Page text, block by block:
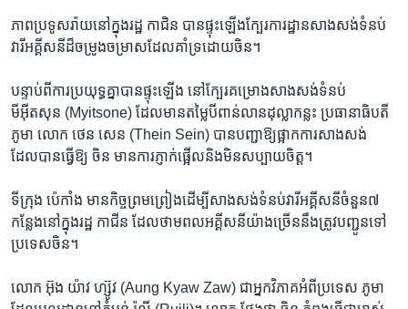
ភាព​ប្រទូសរ៉ាយនៅក្នុង​រដ្ឋ កាជិន បានផ្ទុះឡើង​ក្បែរ​ការដ្ឋាន​សាងសង់​ទំនប់​
វារីអគ្គីសនី​ដ៏​ចម្រូង​ចម្រាសដែល​គាំទ្រ​ដោយ​ចិន​។
បន្ទាប់ពី​ការប្រយុទ្ធគ្នា​បានផ្ទុះឡើង​ នៅ​ក្បែរ​គម្រោង​សាងសង់​ទំនប់
មីអ៊ីតសុន (Myitsone) ដែលមាន​តម្លៃ​បីពាន់លាន​ដុល្លាកន្លះ ប្រធានាធិបតី
ភូមា លោក ថេន សេន (Thein Sein) បានបញ្ជា​ឱ្យផ្អាកការសាងសង់
ដែល​បាន​ធ្វើឱ្យ ចិន មាន​ការភ្ញាក់​ផ្អើល​និងមិន​សប្បាយ​ចិត្ត។
ទីក្រុង ប៉េកាំង មាន​កិច្ចព្រមព្រៀងដើម្បី​សាងសង់​ទំនប់​វារីអគ្គីសនី​ចំនួន​៧​
កន្លែងនៅក្នុង​រដ្ឋ កាជីន ដែល​ថាមពល​អគ្គីសនី​យ៉ាង​ច្រើននឹង​ត្រូវ​បញ្ជូន​ទៅ​
ប្រទេស​ចិន។
លោក អ៊ុង យ៉ាវ ហ្ស៊ូវ (Aung Kyaw Zaw) ជា​អ្នកវិភាគ​អំ​ពីប្រទេស ភូមា